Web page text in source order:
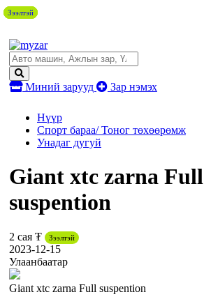
Миний зарууд Зар нэмэх
Нүүр
Спорт бараа/ Тоног төхөөрөмж
Унадаг дугуй
Giant xtc zarna Full
suspention
2 сая ₮ Зээлтэй
2023-12-15
Улаанбаатар
Giant xtc zarna Full suspention
Зээлтэй
Зээлтэй
Зээлтэй
Зээлтэй